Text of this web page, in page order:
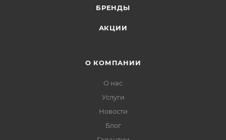
БРЕНДЫ
АКЦИИ
О КОМПАНИИ
О нас
Услуги
Новости
Блог